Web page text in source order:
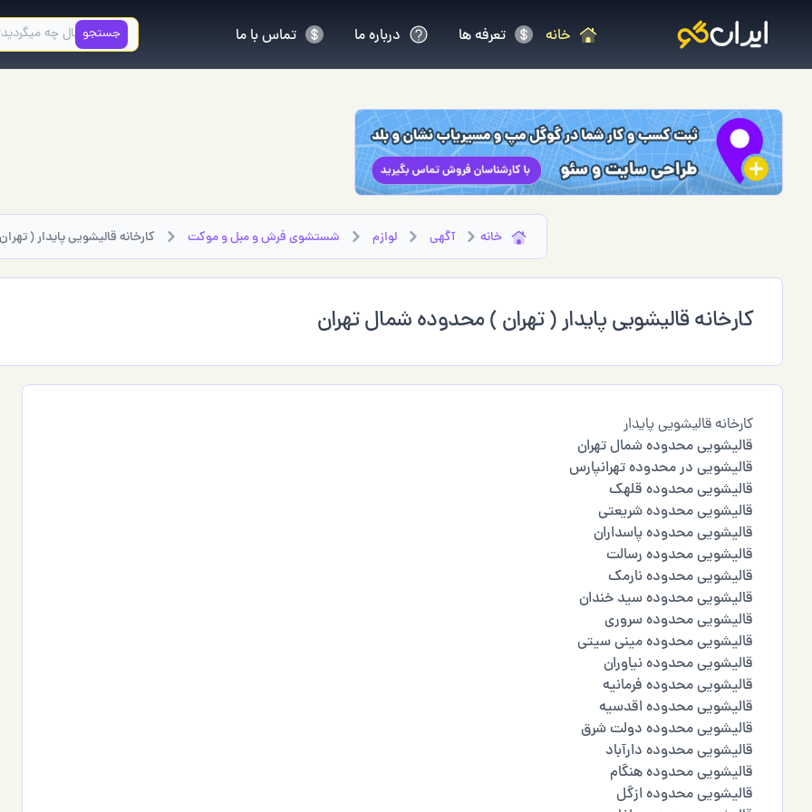
جستجو خانه تعرفه ها درباره ما تماس با ما
خانه آگهی لوازم شستشوي فرش و مبل و موكت کارخانه قالیشویی پایدار (
کارخانه قالیشویی پایدار ( تهران ) محدوده شمال تهران
کارخانه قالیشویی پایدار
قالیشویی محدوده شمال تهران
قالیشویی در محدوده تهرانپارس
قالیشویی محدوده قلهک
قالیشویی محدوده شریعتی
قالیشویی محدوده پاسداران
قالیشویی محدوده رسالت
قالیشویی محدوده نارمک
قالیشویی محدوده سید خندان
قالیشویی محدوده سروری
قالیشویی محدوده مینی سیتی
قالیشویی محدوده نیاوران
قالیشویی محدوده فرمانیه
قالیشویی محدوده اقدسیه
قالیشویی محدوده دولت شرق
قالیشویی محدوده دارآباد
قالیشویی محدوده هنگام
قالیشویی محدوده ازگل